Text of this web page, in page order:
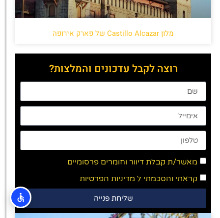
מלון Castillo Alcazar של פארק אירופה
רוצה לקבל עדכונים והמלצות?
מאשר/ת קבלת דיוור וחומרים פרסומיים
קראתי והסכמתי ל מדיניות הפרטיות
שליחת פנייה